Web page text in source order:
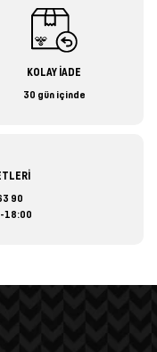
KOLAY İADE
30 gün içinde
90
18:00